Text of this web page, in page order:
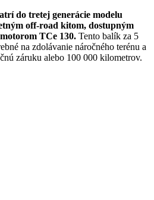
do tretej generácie modelu
off-road kitom, dostupným
TCe 130. Tento balík za 5
na zdolávanie náročného terénu a
záruku alebo 100 000 kilometrov.